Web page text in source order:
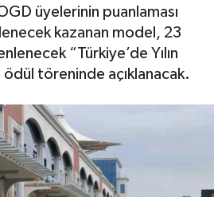
üyelerinin puanlaması
kazanan model, 23
“Türkiye’de Yılın
töreninde açıklanacak.